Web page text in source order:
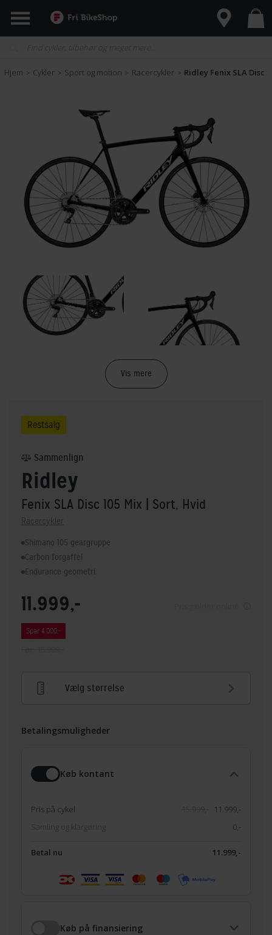
Hjem > Cykler > Sport og motion > Racercykler > Ridley Fenix SLA Disc
Vis mere
Restsalg
Ridley
Fenix SLA Disc 105 Mix | Sort, Hvid
Racercykler
Shimano 105 geargruppe
Carbon forgaffel
Endurance geometri
Sammenlign
11.999,-
Spar 4.000,-
Vælg størrelse
Betalingsmuligheder
Køb kontant
Pris på cykel
11.999,-
Samling og klargøring
0,-
Betal nu 11.999,-
Køb på finansiering